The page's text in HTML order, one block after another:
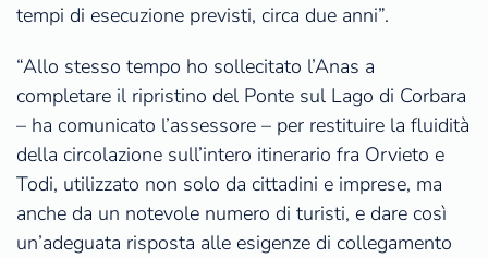
tempi di esecuzione previsti, circa due anni”.
“Allo stesso tempo ho sollecitato l’Anas a
completare il ripristino del Ponte sul Lago di Corbara
– ha comunicato l’assessore – per restituire la fluidità
della circolazione sull’intero itinerario fra Orvieto e
Todi, utilizzato non solo da cittadini e imprese, ma
anche da un notevole numero di turisti, e dare così
un’adeguata risposta alle esigenze di collegamento